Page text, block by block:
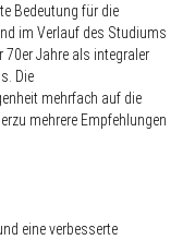
Bedeutung für die
im Verlauf des Studiums
70er Jahre als integraler
Die
mehrfach auf die
mehrere Empfehlungen
eine verbesserte